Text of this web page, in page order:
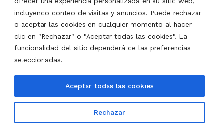
incluyendo conteo de visitas y anuncios. Puede rechazar
o aceptar las cookies en cualquier momento al hacer
clic en "Rechazar" o "Aceptar todas las cookies". La
funcionalidad del sitio dependerá de las preferencias
seleccionadas.
Rechazar
Aceptar todas las cookies
Axtel S.A.B. de C.V. – © 2025 Todos los derechos
reservados.